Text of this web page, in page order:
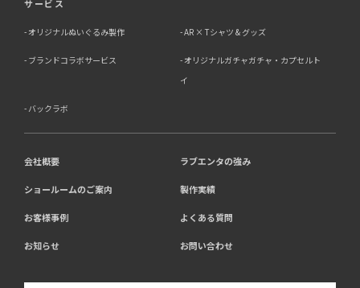
サービス
オリジナルぬいぐるみ製作 AR × Tシャツ & グッズ
ブランドコラボサービス
オリジナルガチャガチャ・カプセルト
イ
バックラボ
会社概要 ラブエンタの強み
ショールームのご案内 製作実績
お客様事例 よくある質問
お知らせ お問い合わせ